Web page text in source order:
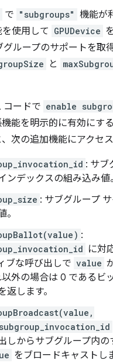
で "subgroups" 機能が
使用して GPUDevice
グループのサポートを取
と
コードで enable
能を明示的に有効にす
次の追加機能にアクセス
: サブ
ンデックスの組み込み値。
: サブグループ
。
:
に対
ブな呼び出しで value
以外の場合は 0 であるビ
返します。
subgroup_invocation_id
しからサブグループ内の
をブロードキャストし